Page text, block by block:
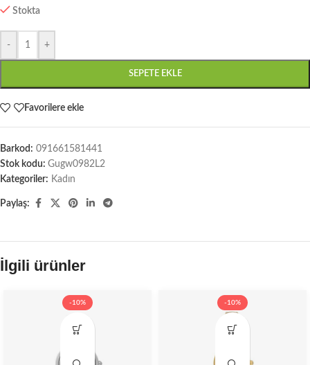
Stokta
- +
SEPETE EKLE
Favorilere ekle
Barkod: 091661581441
Stok kodu: Gugw0982L2
Kategoriler: Kadın
Paylaş:
İlgili ürünler
-10% -10%